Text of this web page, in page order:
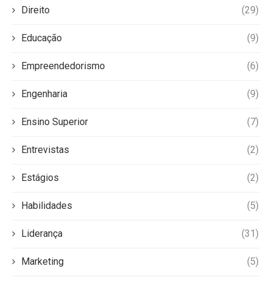
Direito (29)
Educação (9)
Empreendedorismo (6)
Engenharia (9)
Ensino Superior (7)
Entrevistas (2)
Estágios (2)
Habilidades (5)
Liderança (31)
Marketing (5)